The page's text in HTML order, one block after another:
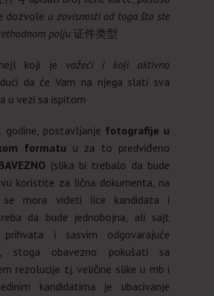
dozvole u zavisnosti od toga šta ste
polju 证件类型
koji je važeći i koji aktivno
da će Vam na njega slati sva
u vezi sa ispitom
godine, postavljanje fotografije u
formatu u za to predviđeno
(slika bi trebalo da bude
koristite za lična dokumenta, na
se mora videti lice kandidata i
da bude jednobojna, ali sajt
i sasvim odgovarajuće
stoga obavezno pokušati sa
rezolucije tj. veličine slike u mb i
kandidatima je ubacivanje